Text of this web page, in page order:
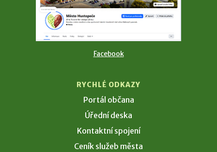
Facebook
RYCHLÉ ODKAZY
Portál občana
Úřední deska
Kontaktní spojení
Ceník služeb města